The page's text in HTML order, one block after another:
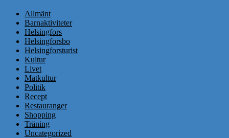
Allmänt
Barnaktiviteter
Helsingfors
Helsingforsbo
Helsingforsturist
Kultur
Livet
Matkultur
Politik
Recept
Restauranger
Shopping
Träning
Uncategorized